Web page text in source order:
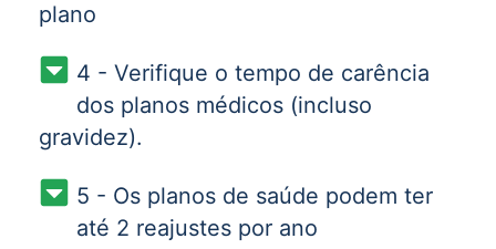
plano
4 - Verifique o tempo de carência
dos planos médicos (incluso
gravidez).
5 - Os planos de saúde podem ter
até 2 reajustes por ano